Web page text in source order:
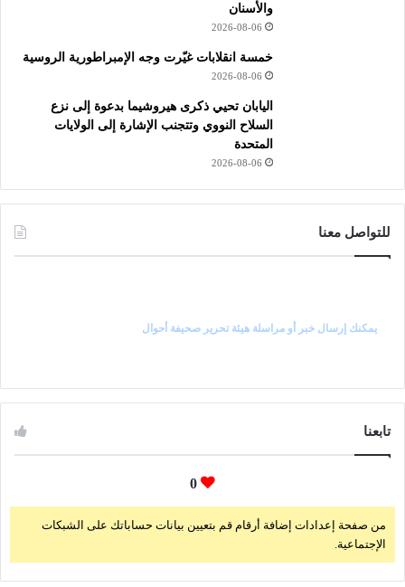
والأسنان
2026-08-06
خمسة انقلابات غيّرت وجه الإمبراطورية الروسية
2026-08-06
اليابان تحيي ذكرى هيروشيما بدعوة إلى نزع
السلاح النووي وتتجنب الإشارة إلى الولايات
المتحدة
2026-08-06
للتواصل معنا
يمكنك إرسال خبر أو مراسلة هيئة تحرير صحيفة أحوال
تابعنا
0
من صفحة إعدادات إضافة أرقام قم بتعيين بيانات حساباتك على الشبكات
الإجتماعية.